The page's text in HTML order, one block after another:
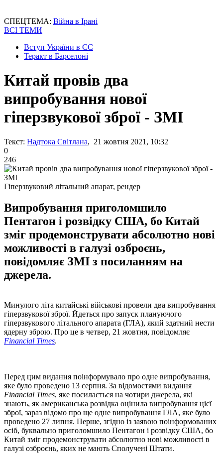
СПЕЦТЕМА: Війна в Ірані
ВСІ ТЕМИ
Вступ України в ЄС
Теракт в Барселоні
Китай провів два
випробування нової
гіперзвукової зброї - ЗМІ
Текст: Надтока Світлана, 21 жовтня 2021, 10:32
0
246
Гіперзвуковий літальний апарат, рендер
Випробування приголомшило
Пентагон і розвідку США, бо Китай
зміг продемонструвати абсолютно нові
можливості в галузі озброєнь,
повідомляє ЗМІ з посиланням на
джерела.
Минулого літа китайські військові провели два випробування
гіперзвукової зброї. Йдеться про запуск плануючого
гіперзвукового літального апарата (ГЛА), який здатний нести
ядерну зброю. Про це в четвер, 21 жовтня, повідомляє
Financial Times.
Перед цим видання поінформувало про одне випробування,
яке було проведено 13 серпня. За відомостями видання
Financial Times, яке посилається на чотири джерела, які
знають, як американська розвідка оцінила випробування цієї
зброї, зараз відомо про ще одне випробування ГЛА, яке було
проведено 27 липня. Перше, згідно із заявою поінформованих
осіб, буквально приголомшило Пентагон і розвідку США, бо
Китай зміг продемонструвати абсолютно нові можливості в
галузі озброєнь, яких не мають Сполучені Штати.